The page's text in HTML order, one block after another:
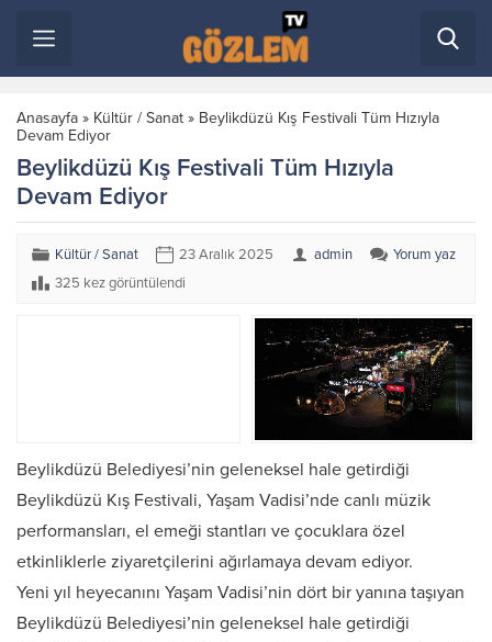
Anasayfa » Kültür / Sanat » Beylikdüzü Kış Festivali Tüm Hızıyla
Devam Ediyor
Beylikdüzü Kış Festivali Tüm Hızıyla
Devam Ediyor
Kültür / Sanat 23 Aralık 2025 admin
Yorum yaz
325 kez görüntülendi
Beylikdüzü Belediyesi’nin geleneksel hale getirdiği
Beylikdüzü Kış Festivali, Yaşam Vadisi’nde canlı müzik
performansları, el emeği stantları ve çocuklara özel
etkinliklerle ziyaretçilerini ağırlamaya devam ediyor.
Yeni yıl heyecanını Yaşam Vadisi’nin dört bir yanına taşıyan
Beylikdüzü Belediyesi’nin geleneksel hale getirdiği